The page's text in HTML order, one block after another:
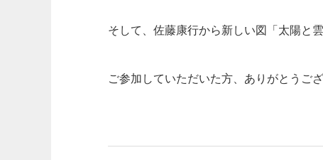
そして、佐藤康行から新しい図「太陽と
ご参加していただいた方、ありがとうござ